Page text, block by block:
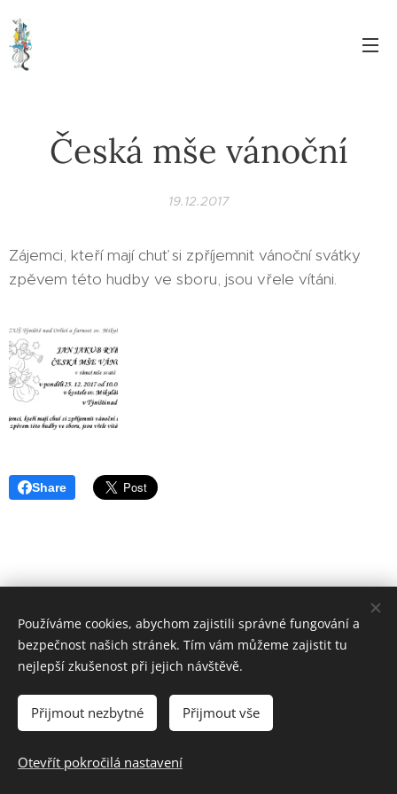
Česká mše vánoční
19.12.2017
Zájemci, kteří mají chuť si zpříjemnit vánoční svátky
zpěvem této hudby ve sboru, jsou vřele vítáni.
Share
2017-2025 © Všechna práva vyhrazena.
Vytvořeno službou
Používáme cookies, abychom zajistili správné fungování a
bezpečnost našich stránek. Tím vám můžeme zajistit tu
nejlepší zkušenost při jejich návštěvě.
Přijmout nezbytné Přijmout vše
Otevřít pokročilá nastavení